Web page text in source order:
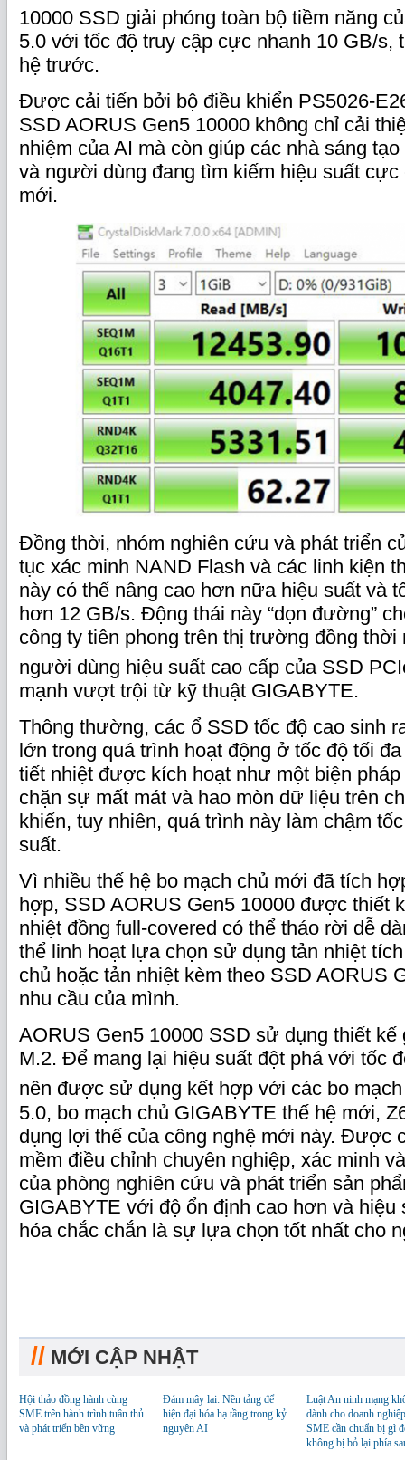
10000 SSD giải phóng toàn bộ tiềm năng
5.0 với tốc độ truy cập cực nhanh 10 GB/s,
hệ trước.
Được cải tiến bởi bộ điều khiển PS5026-
SSD AORUS Gen5 10000 không chỉ cải
nhiệm của AI mà còn giúp các nhà sáng
và người dùng đang tìm kiếm hiệu suất cực
mới.
Đồng thời, nhóm nghiên cứu và phát triển
tục xác minh NAND Flash và các linh kiện
này có thể nâng cao hơn nữa hiệu suất và
hơn 12 GB/s. Động thái này “dọn đường”
công ty tiên phong trên thị trường đồng thời
người dùng hiệu suất cao cấp của SSD
mạnh vượt trội từ kỹ thuật GIGABYTE.
Thông thường, các ổ SSD tốc độ cao sinh
lớn trong quá trình hoạt động ở tốc độ tối
tiết nhiệt được kích hoạt như một biện
chặn sự mất mát và hao mòn dữ liệu trên
khiển, tuy nhiên, quá trình này làm chậm
suất.
Vì nhiều thế hệ bo mạch chủ mới đã tích
hợp, SSD AORUS Gen5 10000 được thiết
nhiệt đồng full-covered có thể tháo rời dễ
thể linh hoạt lựa chọn sử dụng tản nhiệt
chủ hoặc tản nhiệt kèm theo SSD AORUS
nhu cầu của mình.
AORUS Gen5 10000 SSD sử dụng thiết kế
M.2. Để mang lại hiệu suất đột phá với tốc
nên được sử dụng kết hợp với các bo
5.0, bo mạch chủ GIGABYTE thế hệ mới,
dụng lợi thế của công nghệ mới này. Được
mềm điều chỉnh chuyên nghiệp, xác minh
của phòng nghiên cứu và phát triển sản
GIGABYTE với độ ổn định cao hơn và
hóa chắc chắn là sự lựa chọn tốt nhất cho
// MỚI CẬP NHẬT
Hội thảo đồng hành cùng
SME trên hành trình tuân thủ
và phát triển bền vững
Đám mây lai: Nền tảng để
hiện đại hóa hạ tầng trong kỷ
nguyên AI
Luật An ninh mạng
dành cho doanh
SME cần chuẩn bị gì
không bị bỏ lại phía